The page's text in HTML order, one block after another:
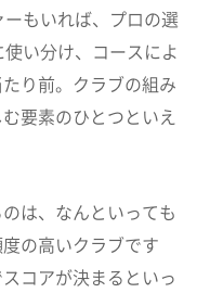
もいれば、プロの選
い分け、コースによ
り前。クラブの組み
要素のひとつといえ
は、なんといっても
の高いクラブです
コアが決まるといっ